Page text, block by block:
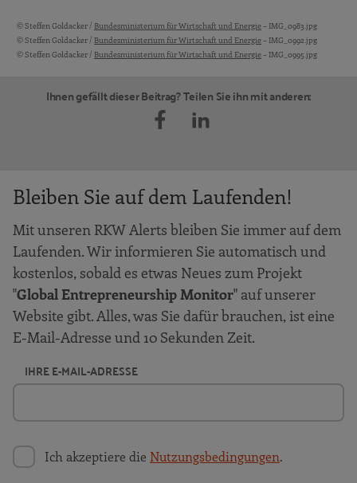
Bildquellen und Copyright-Hinweise
© Steffen Goldacker / Bundesministerium für Wirtschaft und Energie– IMG_0983.jpg
© Steffen Goldacker / Bundesministerium für Wirtschaft und Energie– IMG_0992.jpg
© Steffen Goldacker / Bundesministerium für Wirtschaft und Energie– IMG_0995.jpg
Ihnen gefällt dieser Beitrag? Teilen Sie ihn mit anderen:
Bleiben Sie auf dem Laufenden!
Mit unseren RKW Alerts bleiben Sie immer auf dem
Laufenden. Wir informieren Sie automatisch und
kostenlos, sobald es etwas Neues zum Projekt
"Global Entrepreneurship Monitor" auf unserer
Website gibt. Alles, was Sie dafür brauchen, ist eine
E-Mail-Adresse und 10 Sekunden Zeit.
IHRE E-MAIL-ADRESSE
Ich akzeptiere die Nutzungsbedingungen.